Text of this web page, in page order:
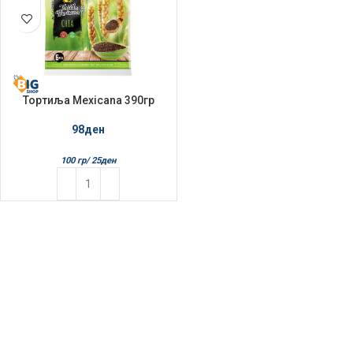
Тортиља Mexicana 390гр
98ден
100 гр/ 25ден